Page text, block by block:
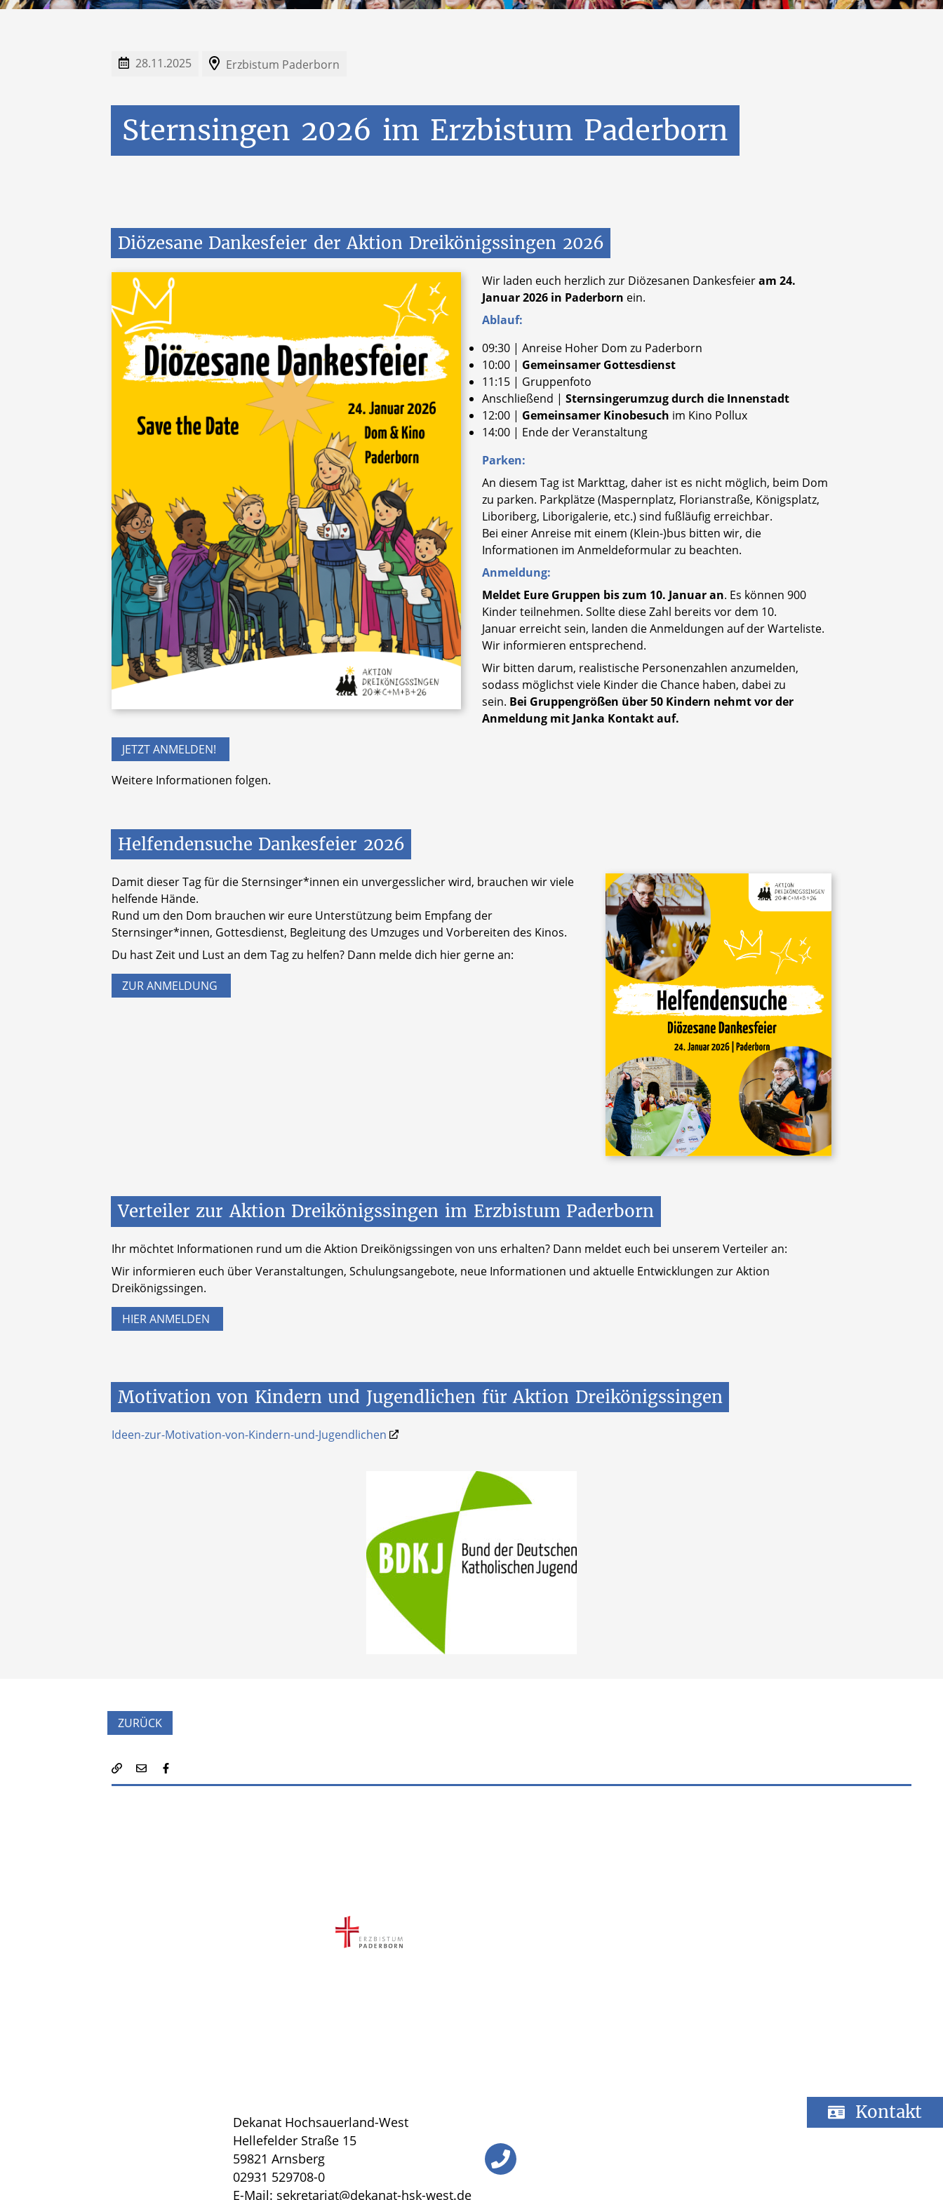
28.11.2025 Erzbistum Paderborn
Sternsingen 2026 im Erzbistum Paderborn
Diözesane Dankesfeier der Aktion Dreikönigssingen 2026
Wir laden euch herzlich zur Diözesanen Dankesfeieram 24.
Januar 2026 in Paderborn ein.
Ablauf:
09:30 | Anreise Hoher Dom zu Paderborn
10:00 | Gemeinsamer Gottesdienst
11:15 | Gruppenfoto
Anschließend | Sternsingerumzug durch die Innenstadt
12:00 | Gemeinsamer Kinobesuch im Kino Pollux
14:00 | Ende der Veranstaltung
Parken:
An diesem Tag ist Markttag, daher ist es nicht möglich, beim Dom
zu parken. Parkplätze (Maspernplatz, Florianstraße, Königsplatz,
Liboriberg, Liborigalerie, etc.) sind fußläufig erreichbar.
Bei einer Anreise mit einem (Klein-)bus bitten wir, die
Informationen im Anmeldeformular zu beachten.
Anmeldung:
Meldet Eure Gruppen bis zum 10. Januar an. Es können 900
Kinder teilnehmen. Sollte diese Zahl bereits vor dem 10.
Januar erreicht sein, landen die Anmeldungen auf der Warteliste.
Wir informieren entsprechend.
Wir bitten darum, realistische Personenzahlen anzumelden,
sodass möglichst viele Kinder die Chance haben, dabei zu
sein. Bei Gruppengrößen über 50 Kindern nehmt vor der
Anmeldung mit Janka Kontakt auf.
JETZT ANMELDEN!
Weitere Informationen folgen.
Helfendensuche Dankesfeier 2026
Damit dieser Tag für die Sternsinger*innen ein unvergesslicher wird, brauchen wir viele
helfende Hände.
Rund um den Dom brauchen wir eure Unterstützung beim Empfang der
Sternsinger*innen, Gottesdienst, Begleitung des Umzuges und Vorbereiten des Kinos.
Du hast Zeit und Lust an dem Tag zu helfen? Dann melde dich hier gerne an:
ZUR ANMELDUNG
Verteiler zur Aktion Dreikönigssingen im Erzbistum Paderborn
Ihr möchtet Informationen rund um die Aktion Dreikönigssingen von uns erhalten? Dann meldet euch bei unserem Verteiler an:
Wir informieren euch über Veranstaltungen, Schulungsangebote, neue Informationen und aktuelle Entwicklungen zur Aktion
Dreikönigssingen.
HIER ANMELDEN
Motivation von Kindern und Jugendlichen für Aktion Dreikönigssingen
Ideen-zur-Motivation-von-Kindern-und-Jugendlichen
ZURÜCK
Kontakt
Dekanat Hochsauerland-West
Hellefelder Straße 15
59821 Arnsberg
02931 529708-0
E-Mail: sekretariat@dekanat-hsk-west.de